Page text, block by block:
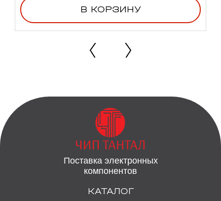
В КОРЗИНУ
Поставка электронных
компонентов
КАТАЛОГ